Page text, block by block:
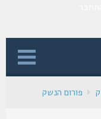
פורום הנשק